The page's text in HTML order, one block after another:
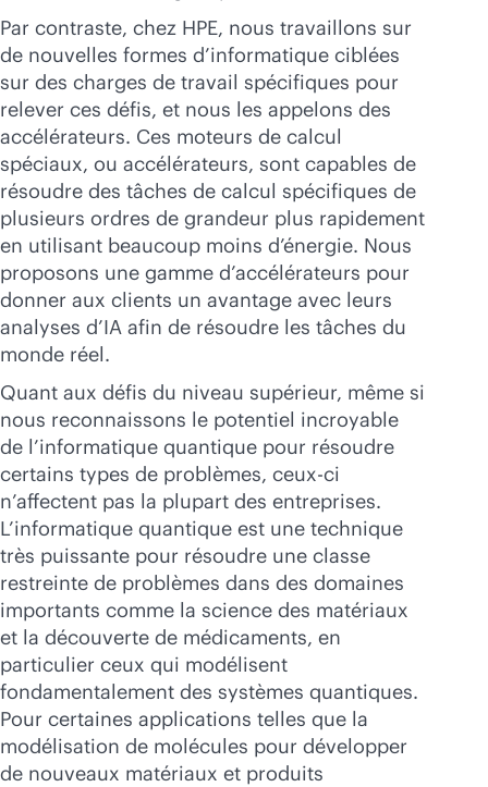
Par contraste, chez HPE, nous travaillons sur
de nouvelles formes d’informatique ciblées
sur des charges de travail spécifiques pour
relever ces défis, et nous les appelons des
accélérateurs. Ces moteurs de calcul
spéciaux, ou accélérateurs, sont capables de
résoudre des tâches de calcul spécifiques de
plusieurs ordres de grandeur plus rapidement
en utilisant beaucoup moins d’énergie. Nous
proposons une gamme d’accélérateurs pour
donner aux clients un avantage avec leurs
analyses d’IA afin de résoudre les tâches du
monde réel.
Quant aux défis du niveau supérieur, même si
nous reconnaissons le potentiel incroyable
de l’informatique quantique pour résoudre
certains types de problèmes, ceux-ci
n’affectent pas la plupart des entreprises.
L’informatique quantique est une technique
très puissante pour résoudre une classe
restreinte de problèmes dans des domaines
importants comme la science des matériaux
et la découverte de médicaments, en
particulier ceux qui modélisent
fondamentalement des systèmes quantiques.
Pour certaines applications telles que la
modélisation de molécules pour développer
de nouveaux matériaux et produits